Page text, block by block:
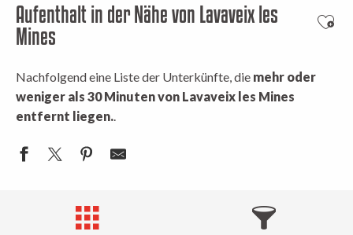
Aufenthalt in der Nähe von Lavaveix les
Mines
Nachfolgend eine Liste der Unterkünfte, die mehr oder
weniger als 30 Minuten von Lavaveix les Mines
entfernt liegen..